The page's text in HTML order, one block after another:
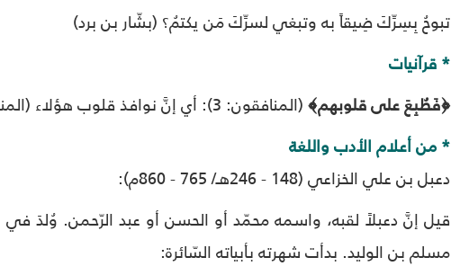
تبوحُ بِسِرِّكَ ضِيقاً به وتبغي لسرِّكَ مَن يكتمُ؟ (بشّار بن برد)
* قرآنيات
﴿فَطُبِعَ على قلوبهم﴾ (المنافقون: 3): أي إنَّ نوافذ قلوب هؤلاء (المنافقين) قد سُدَّت، وهو من باب الكناية(3).
* من أعلام الأدب واللغة
دعبل بن علي الخزاعي (148 - 246هـ/ 765 - 860م):
قيل إنَّ دعبلاً لقبه، واسمه محمّد أو الحسن أو عبد الرّحمن. وُلدَ
مسلم بن الوليد. بدأت شهرته بأبياته السّائرة: